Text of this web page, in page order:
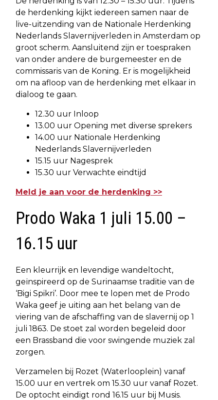
de herdenking kijkt iedereen samen naar de
live-uitzending van de Nationale Herdenking
Nederlands Slavernijverleden in Amsterdam op
groot scherm. Aansluitend zijn er toespraken
van onder andere de burgemeester en de
commissaris van de Koning. Er is mogelijkheid
om na afloop van de herdenking met elkaar in
dialoog te gaan.
12.30 uur Inloop
13.00 uur Opening met diverse sprekers
14.00 uur Nationale Herdenking
Nederlands Slavernijverleden
15.15 uur Nagesprek
15.30 uur Verwachte eindtijd
Meld je aan voor de herdenking >>
Prodo Waka 1 juli 15.00 –
16.15 uur
Een kleurrijk en levendige wandeltocht,
geïnspireerd op de Surinaamse traditie van de
‘Bigi Spikri’. Door mee te lopen met de Prodo
Waka geef je uiting aan het belang van de
viering van de afschaffing van de slavernij op 1
juli 1863. De stoet zal worden begeleid door
een Brassband die voor swingende muziek zal
zorgen.
Verzamelen bij Rozet (Waterlooplein) vanaf
15.00 uur en vertrek om 15.30 uur vanaf Rozet.
De optocht eindigt rond 16.15 uur bij Musis.